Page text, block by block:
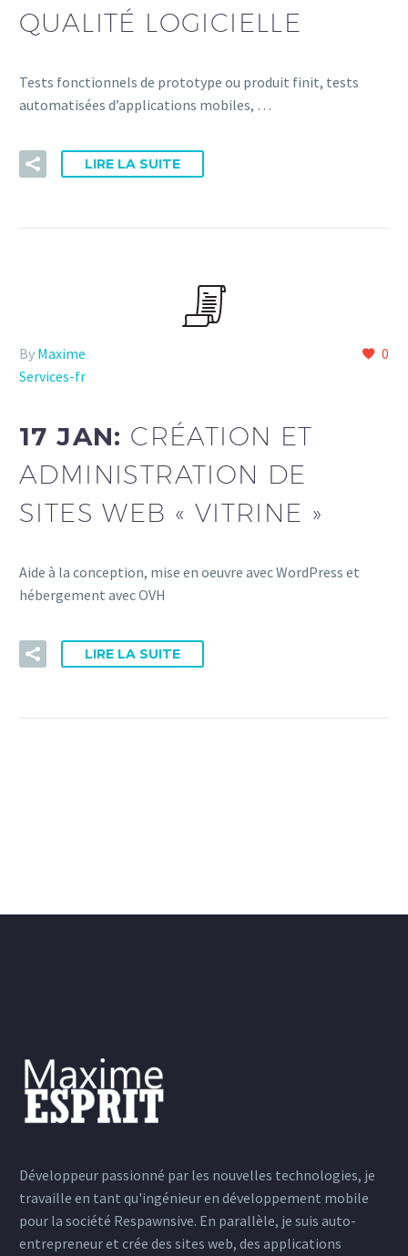
QUALITÉ LOGICIELLE
Tests fonctionnels de prototype ou produit finit, tests
automatisées d’applications mobiles, …
LIRE LA SUITE
0
By Maxime
Services-fr
17 JAN: CRÉATION ET
ADMINISTRATION DE
SITES WEB « VITRINE »
Aide à la conception, mise en oeuvre avec WordPress et
hébergement avec OVH
LIRE LA SUITE
Développeur passionné par les nouvelles technologies, je
travaille en tant qu'ingénieur en développement mobile
pour la société Respawnsive. En parallèle, je suis auto-
entrepreneur et crée des sites web, des applications